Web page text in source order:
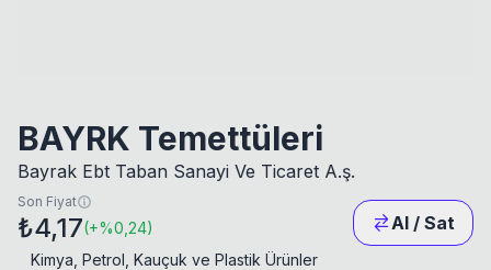
BAYRK Temettüleri
Bayrak Ebt Taban Sanayi Ve Ticaret A.ş.
Son Fiyat
₺4,17(+%0,24) Al / Sat
Kimya, Petrol, Kauçuk ve Plastik Ürünler